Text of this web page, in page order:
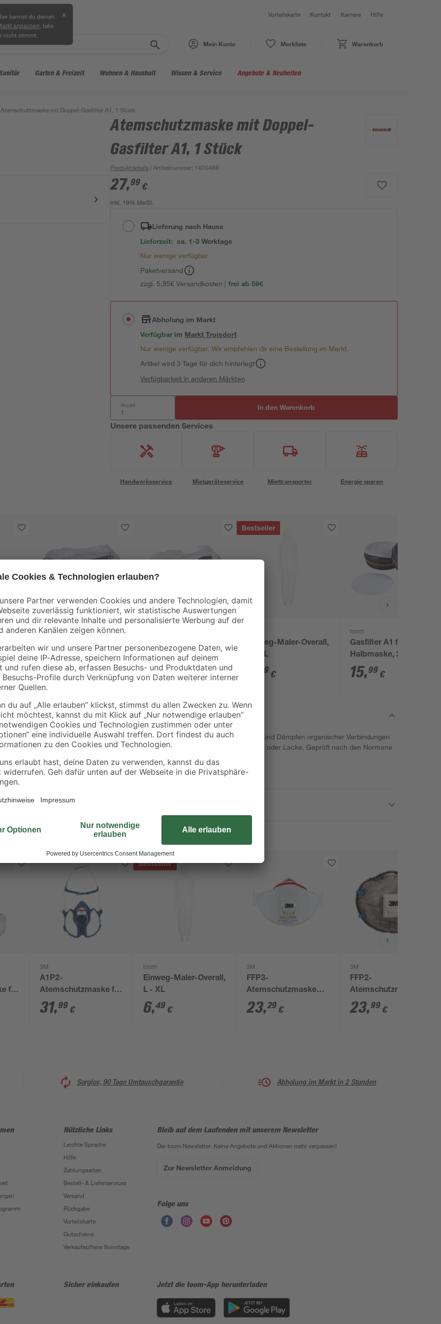
kannst du deinen
anpassen , falls
nicht stimmt.
✕ Vorteilskarte Kontakt Karriere Hilfe
Mein Konto Merkliste Warenkorb
Garten & Freizeit Wohnen & Haushalt Wissen & Service Angebote & Neuheiten
Atemschutzmaske mit Doppel-Gasfilter A1, 1 Stück
Atemschutzmaske mit Doppel-
Gasfilter A1, 1 Stück
Produktdetails | Artikelnummer: 1400488
27,99 €
inkl. 19% MwSt.
Lieferung nach Hause
Lieferzeit: ca. 1-3 Werktage
Nur wenige verfügbar
Paketversand
zzgl. 5,95€ Versandkosten | frei ab 59€
Abholung im Markt
Verfügbar im MarktTroisdorf
Nur wenige verfügbar. Wir empfehlen dir eine Bestellung im Markt.
Artikel wird 3 Tage für dich hinterlegt
Verfügbarkeit in anderen Märkten
Anzahl: In den Warenkorb
Unsere passenden Services
Handwerksservice Mietgeräteservice Miettransporter Energie sparen
K1
toom
Vollsichtbrille
beschlagfrei Klasse
B/B
9,99€
Vollsichtbrille
Schutzklasse F/B
3,99 €
Bestseller
Einweg-Maler-Overall,
L - XL
49 €
toom
Gasfilter A1 für
Halbmaske, 2 Stück
15,99 €
Siedepunkt über 65 °C
Filter der Schutzklasse A1 schützen vor Gasem und Dämpfen organischer Verbindungen
mit einem Siedepunkt über 65 °C, wie Lösemittel oder Lacke. Geprüft nach den Normane
EN 14387:2004+A1:2008 und EN 140:1998.
für
3M
A1P2-
Atemschutzmaske für
Farbspritzarbeiten
'4251+' 1 Stück
31,99 €
Bestseller
toom
Einweg-Maler-Overall,
L - XL
6,49 €
3M
FFP3-
Atemschutzmaske
'9332+' mit Ventil 2
Stück
23,29 €
3M
FFP2-
Atemschutzmaske
'9922' mit Ventil 2
Stück
23,99 €
Sorglos, 90 Tage Umtauschgarantie Abholung im Markt in 2 Stunden
Nützliche Links
Leichte Sprache
Hilfe
Zahlungsarten
Bestell- & Lieferservices
Versand
Rückgabe
Vorteilskarte
Gutscheine
Verkaufsoffene Sonntage
Bleib auf dem Laufenden mit unserem Newsletter
Der toom Newsletter: Keine Angebote und Aktionen mehr verpassen!
Zur Newsletter Anmeldung
Folge uns
Sicher einkaufen Jetzt die toom-App herunterladen